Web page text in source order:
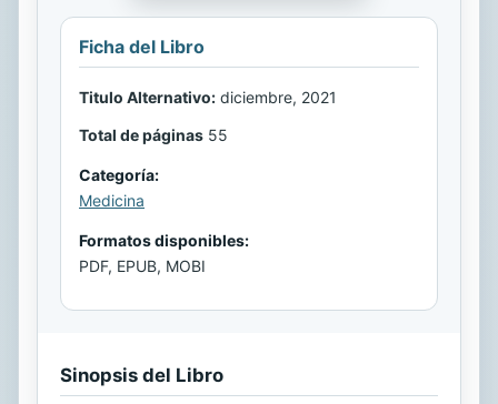
Ficha del Libro
Titulo Alternativo: diciembre, 2021
Total de páginas 55
Categoría:
Medicina
Formatos disponibles:
PDF, EPUB, MOBI
Sinopsis del Libro